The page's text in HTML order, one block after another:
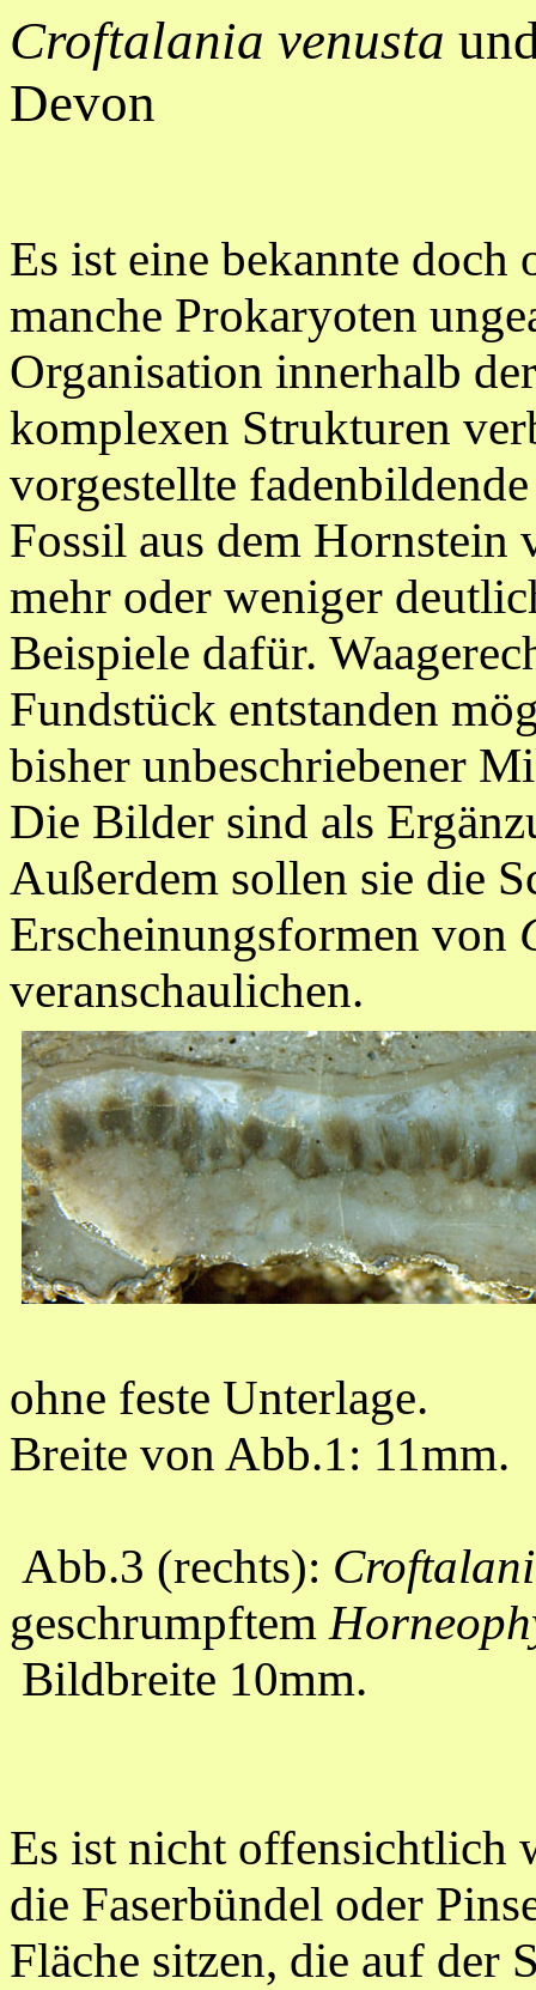
Croftalania venusta
Devon
Es ist eine bekannte doch
manche Prokaryoten
Organisation innerhalb
komplexen Strukturen
vorgestellte
Fossil aus dem
mehr oder weniger
Beispiele dafür.
Fundstück entstanden
bisher unbeschriebener
Die Bilder sind als
Außerdem sollen sie die
Erscheinungsformen von
veranschaulichen.
ohne feste Unterlage.
Breite von Abb.1: 11mm.
Abb.3 (rechts):
geschrumpftem
Bildbreite 10mm.
Es ist nicht offensichtlich
die Faserbündel oder
Fläche sitzen, die auf der